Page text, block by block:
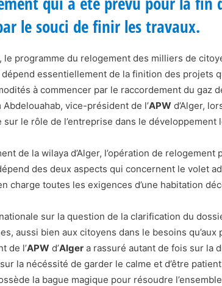
le souci de finir les travaux.
le programme du relogement des milliers de
essentiellement de la finition des projets
à commencer par le raccordement du gaz
vice-président de l’APW d’Alger,
sur le rôle de l’entreprise dans le développement
de la wilaya d’Alger, l’opération de relogement
des deux aspects qui concernent le volet
charge toutes les exigences d’une habitation
sur la question de la clarification du
aussi bien aux citoyens dans le besoins qu’aux
de l’APW d’Alger a rassuré autant de fois sur la
la nécéssité de garder le calme et d’être
la bague magique pour résoudre